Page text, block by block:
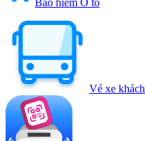
Vé xe khách